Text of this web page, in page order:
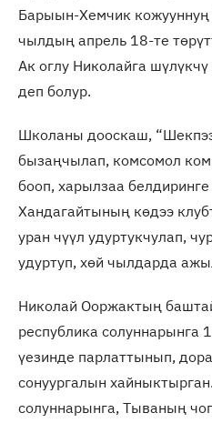
Барыын-Хемчик кожууннуң
чылдың апрель 18-те
Ак оглу Николайга
деп болур.
Школаны дооскаш,
бызаңчылап, комсомол
бооп, харылзаа
Хандагайтының көдээ
уран чүүл удуртукчулап,
удуртуп, хөй чылдарда
Николай Ооржактың
республика
үезинде парлаттынып,
сонуургалын
солуннарынга, Тываның